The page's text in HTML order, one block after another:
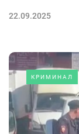
22.09.2025
КРИМИНАЛ